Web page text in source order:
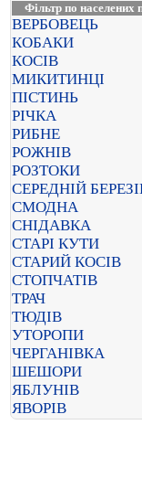
Фільтр по населених
ВЕРБОВЕЦЬ
КОБАКИ
КОСІВ
МИКИТИНЦІ
ПІСТИНЬ
РІЧКА
РИБНЕ
РОЖНІВ
РОЗТОКИ
СЕРЕДНІЙ
СМОДНА
СНІДАВКА
СТАРІ КУТИ
СТАРИЙ КОСІВ
СТОПЧАТІВ
ТРАЧ
ТЮДІВ
УТОРОПИ
ЧЕРГАНІВКА
ШЕШОРИ
ЯБЛУНІВ
ЯВОРІВ